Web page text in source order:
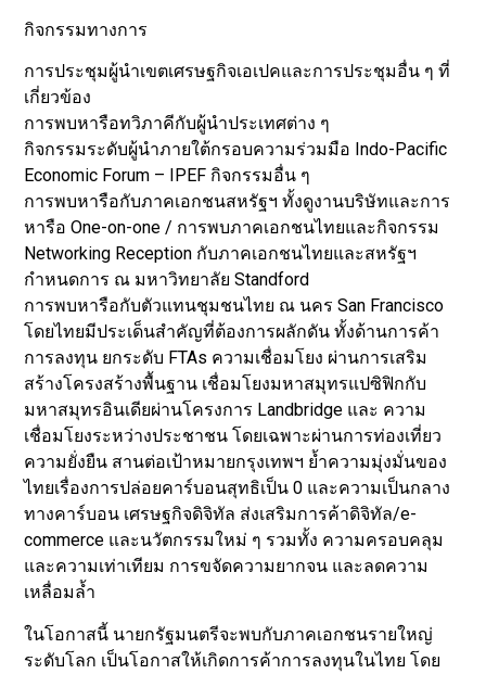
กิจกรรมทางการ
การประชุมผู้นำเขตเศรษฐกิจเอเปคและการประชุมอื่น ๆ ที่
เกี่ยวข้อง
การพบหารือทวิภาคีกับผู้นำประเทศต่าง ๆ
กิจกรรมระดับผู้นำภายใต้กรอบความร่วมมือ Indo-Pacific
Economic Forum – IPEF กิจกรรมอื่น ๆ
การพบหารือกับภาคเอกชนสหรัฐฯ ทั้งดูงานบริษัทและการ
หารือ One-on-one / การพบภาคเอกชนไทยและกิจกรรม
Networking Reception กับภาคเอกชนไทยและสหรัฐฯ
กำหนดการ ณ มหาวิทยาลัย Standford
การพบหารือกับตัวแทนชุมชนไทย ณ นคร San Francisco
โดยไทยมีประเด็นสำคัญที่ต้องการผลักดัน ทั้งด้านการค้า
การลงทุน ยกระดับ FTAs ความเชื่อมโยง ผ่านการเสริม
สร้างโครงสร้างพื้นฐาน เชื่อมโยงมหาสมุทรแปซิฟิกกับ
มหาสมุทรอินเดียผ่านโครงการ Landbridge และ ความ
เชื่อมโยงระหว่างประชาชน โดยเฉพาะผ่านการท่องเที่ยว
ความยั่งยืน สานต่อเป้าหมายกรุงเทพฯ ย้ำความมุ่งมั่นของ
ไทยเรื่องการปล่อยคาร์บอนสุทธิเป็น 0 และความเป็นกลาง
ทางคาร์บอน เศรษฐกิจดิจิทัล ส่งเสริมการค้าดิจิทัล/e-
commerce และนวัตกรรมใหม่ ๆ รวมทั้ง ความครอบคลุม
และความเท่าเทียม การขจัดความยากจน และลดความ
เหลื่อมล้ำ
ในโอกาสนี้ นายกรัฐมนตรีจะพบกับภาคเอกชนรายใหญ่
ระดับโลก เป็นโอกาสให้เกิดการค้าการลงทุนในไทย โดย